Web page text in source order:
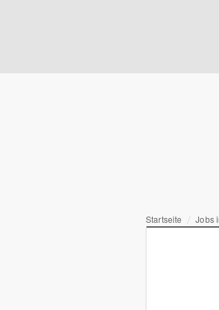
Startseite Jobs